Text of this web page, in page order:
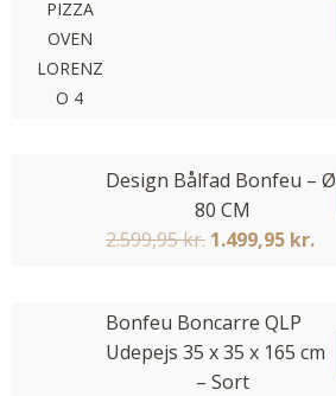
Design Bålfad Bonfeu – Ø
80 CM
2.599,95kr. 1.499,95 kr.
Bonfeu Boncarre QLP
Udepejs 35 x 35 x 165 cm
– Sort